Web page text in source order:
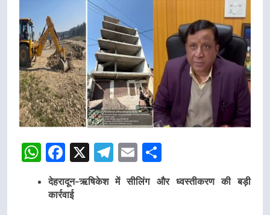
WhatsApp
Facebook
X Telegram
Email
देहरादून-ऋषिकेश में सीलिंग और ध्वस्तीकरण की बड़ी
कार्रवाई